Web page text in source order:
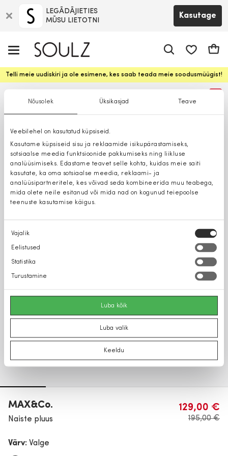
Nõusolek Üksikasjad Teave
Veebilehel on kasutatud küpsiseid.
Kasutame küpsiseid sisu ja reklaamide isikupärastamiseks,
sotsiaalse meedia funktsioonide pakkumiseks ning liikluse
analüüsimiseks. Edastame teavet selle kohta, kuidas meie saiti
kasutate, ka oma sotsiaalse meedia, reklaami- ja
analüüsipartneritele, kes võivad seda kombineerida muu teabega,
mida olete neile esitanud või mida nad on kogunud teiepoolse
teenuste kasutamise käigus.
Nõusoleku
valik
Vajalik
Eelistused
Statistika
Turustamine
Luba kõik
Luba valik
Keeldu
LEGĀDĀJIETIES
MŪSU LIETOTNI
Kasutage
Telli meie uudiskiri ja ole esimene, kes saab teada meie soodusmüügist!
MAX&Co.
Naiste pluus
129,00 €
195,00 €
Värv: Valge